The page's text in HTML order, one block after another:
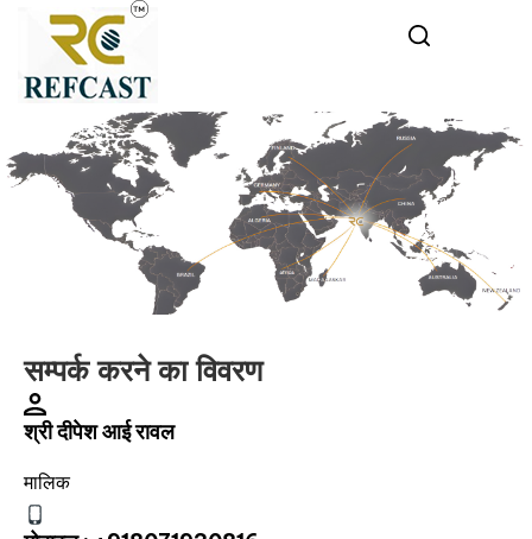
सम्पर्क करने का विवरण
श्री दीपेश आई रावल
मालिक